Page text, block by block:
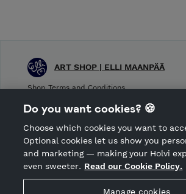
Hosted by Holvi
ART SHOP | ELLI MAANPÄÄ
Shop Terms and Conditions
Cancellation policy
CANCEL ORDER
Do you want cookies? 🍪
Choose which cookies you want to
Optional cookies let us show you
and marketing — making your Holvi
even sweeter. Read our Cookie Policy.
Manage cookies